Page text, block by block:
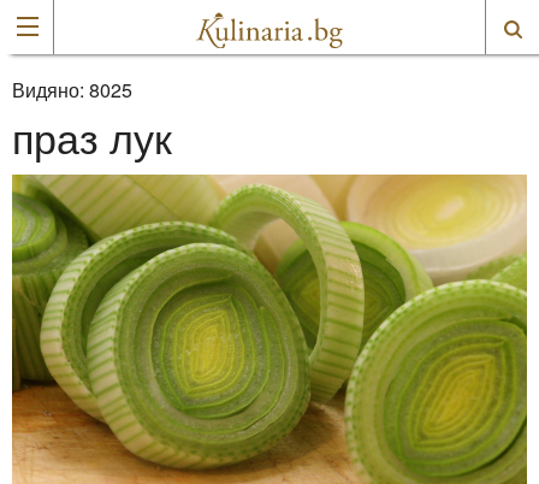
Видяно: 8025
праз лук